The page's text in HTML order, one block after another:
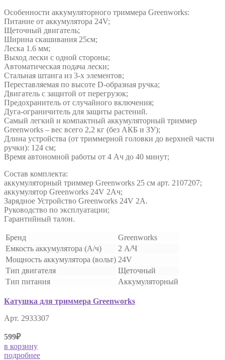
Особенности аккумуляторного триммера Greenworks:
Питание от аккумулятора 24V;
Щеточный двигатель;
Ширина скашивания 25cм;
Леска 1.6 мм;
Выход лески с одной стороны;
Автоматическая подача лески;
Стальная штанга из 3-х элементов;
Переставляемая по высоте D-образная ручка;
Двигатель с защитой от перегрузок;
Предохранитель от случайного включения;
Дуга-ограничитель для защиты растений.
Самый легкий и компактный аккумуляторный триммер
Greenworks – вес всего 2,2 кг (без АКБ и ЗУ);
Длина устройства (от триммерной головки до верхней части
ручки): 124 см;
Время автономной работы от 4 Ач до 40 минут;
Состав комплекта:
аккумуляторный триммер Greenworks 25 см арт. 2107207;
аккумулятор Greenworks 24V 2Aч;
Зарядное Устройство Greenworks 24V 2А.
Руководство по эксплуатации;
Гарантийный талон.
Бренд
Greenworks
Емкость аккумулятора (А/ч)
2 А/Ч
Мощность аккумулятора (вольт) 24V
Тип двигателя
Щеточный
Тип питания
Аккумуляторный
Катушка для триммера Greenworks
Арт. 2933307
599₽
в корзину
подробнее